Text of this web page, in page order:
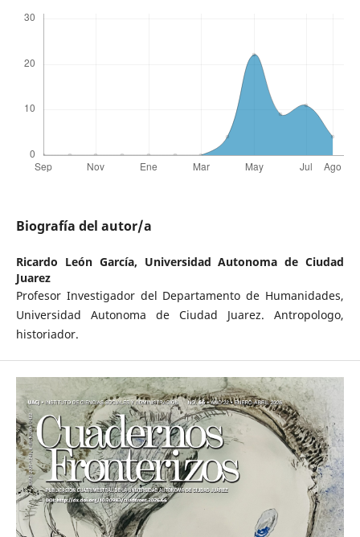
Biografía del autor/a
Ricardo León García, Universidad Autonoma de Ciudad
Juarez
Profesor Investigador del Departamento de Humanidades,
Universidad Autonoma de Ciudad Juarez. Antropologo,
historiador.